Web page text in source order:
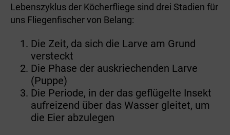
Lebenszyklus der Köcherfliege sind drei Stadien für
uns Fliegenfischer von Belang:
Die Zeit, da sich die Larve am Grund
versteckt
Die Phase der auskriechenden Larve
(Puppe)
Die Periode, in der das geflügelte Insekt
aufreizend über das Wasser gleitet, um
die Eier abzulegen